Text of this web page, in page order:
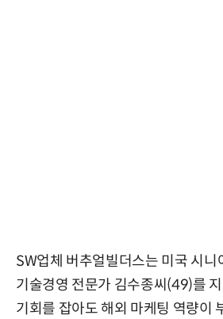
SW업체 버추얼빌더스는 미국 시니
기술경영 전문가 김수종씨(49)를
기회를 잡아도 해외 마케팅 역량이